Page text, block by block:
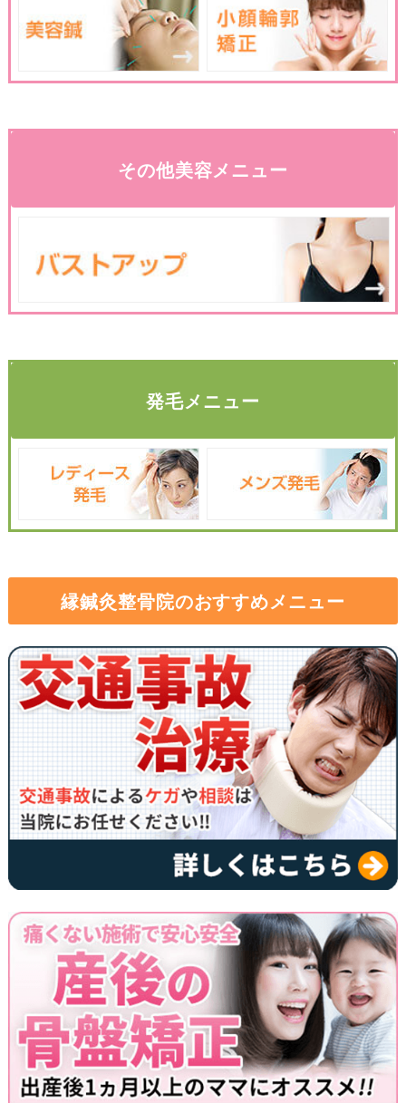
その他美容メニュー
発毛メニュー
縁鍼灸整骨院のおすすめメニュー